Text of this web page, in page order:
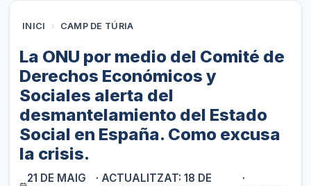
INICI › CAMP DE TÚRIA
La ONU por medio del Comité de
Derechos Económicos y
Sociales alerta del
desmantelamiento del Estado
Social en España. Como excusa
la crisis.
21 DE MAIG
· ACTUALITZAT: 18 DE
·